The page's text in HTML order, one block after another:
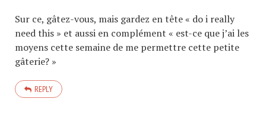
Sur ce, gâtez-vous, mais gardez en tête « do i really
need this » et aussi en complément « est-ce que j’ai les
moyens cette semaine de me permettre cette petite
gâterie? »
REPLY